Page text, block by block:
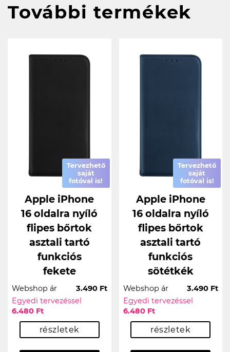
További termékek
Tervezhető
saját
fotóval is!
Apple iPhone
16 oldalra nyíló
flipes bőrtok
asztali tartó
funkciós
fekete
Webshop ár
3.490 Ft
Egyedi tervezéssel
6.480 Ft
részletek
Tervezhető
saját
fotóval is!
Apple iPhone
16 oldalra nyíló
flipes bőrtok
asztali tartó
funkciós
sötétkék
Webshop ár
3.490 Ft
Egyedi tervezéssel
6.480 Ft
részletek